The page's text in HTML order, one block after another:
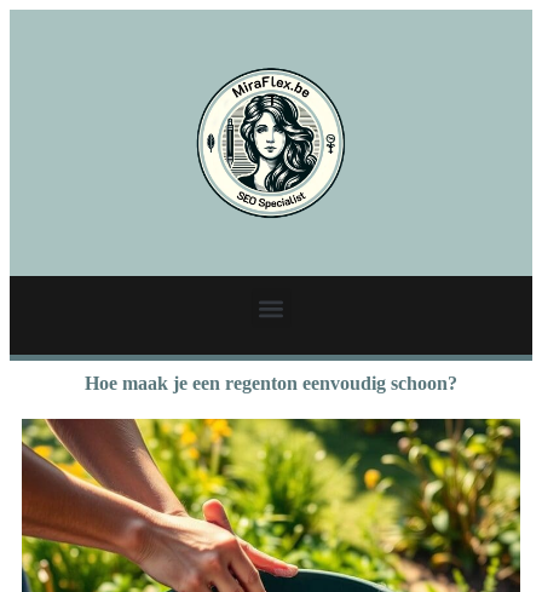
Hoe maak je een regenton eenvoudig schoon?